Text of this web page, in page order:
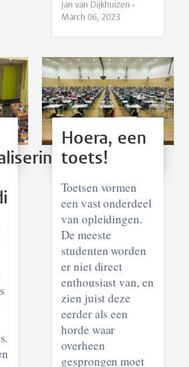
Jan van Dijkhuizen •
March 06, 2023
Hoera, een
toets!
Toetsen vormen
een vast onderdeel
van opleidingen.
De meeste
studenten worden
er niet direct
enthousiast van, en
zien juist deze
eerder als een
horde waar
overheen
gesprongen moet